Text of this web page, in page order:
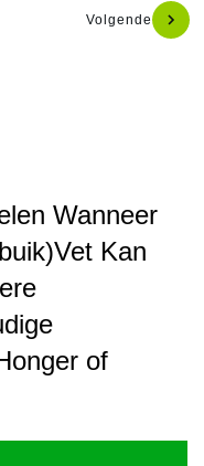
Volgende
Wanneer
Kan
of